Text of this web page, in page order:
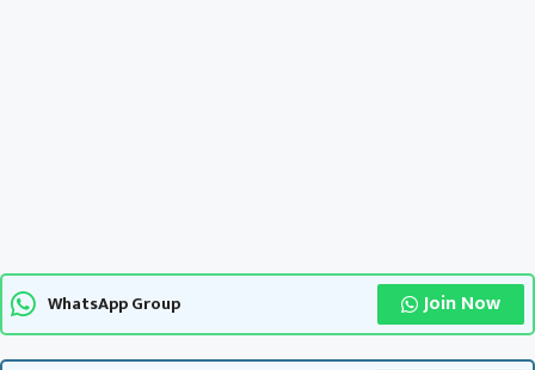
WhatsApp Group Join Now